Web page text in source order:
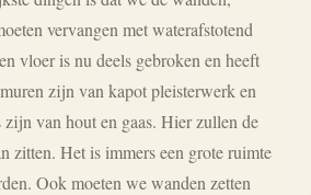
vervangen met waterafstotend
vloer is nu deels gebroken en heeft
zijn van kapot pleisterwerk en
zijn van hout en gaas. Hier zullen de
zitten. Het is immers een grote ruimte
Ook moeten we wanden zetten